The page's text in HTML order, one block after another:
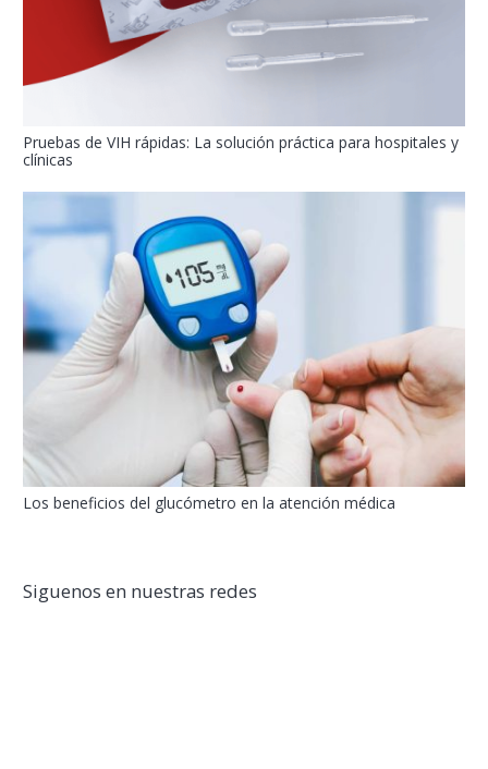
Pruebas de VIH rápidas: La solución práctica para hospitales y
clínicas
Los beneficios del glucómetro en la atención médica
Siguenos en nuestras redes